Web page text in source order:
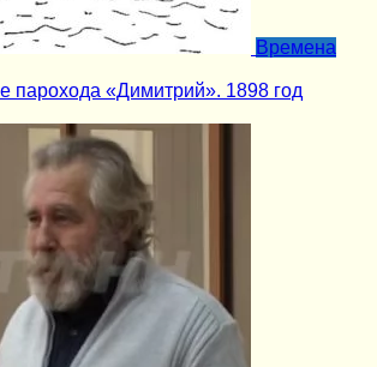
Времена
парохода «Димитрий». 1898 год